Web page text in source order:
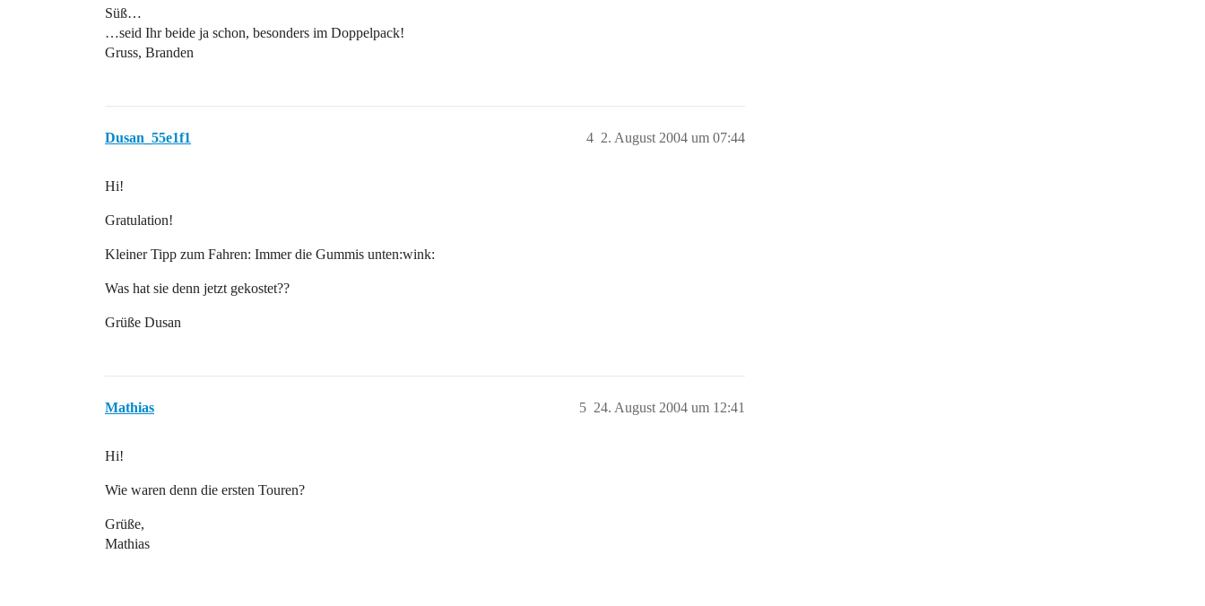
Süß…
…seid Ihr beide ja schon, besonders im Doppelpack!
Gruss, Branden
Dusan_55e1f1 2. August 2004 um 07:44
4
Hi!
Gratulation!
Kleiner Tipp zum Fahren: Immer die Gummis unten:wink:
Was hat sie denn jetzt gekostet??
Grüße Dusan
Mathias 24. August 2004 um 12:41
5
Hi!
Wie waren denn die ersten Touren?
Grüße,
Mathias